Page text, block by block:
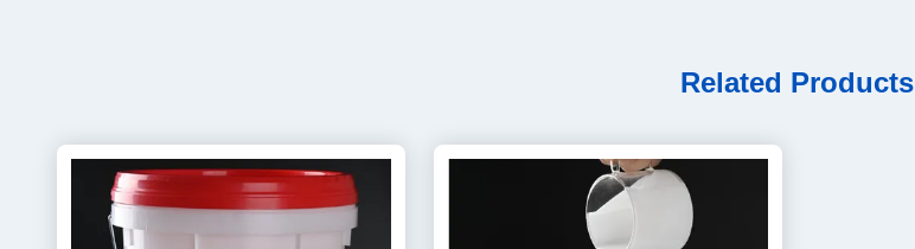
Related Products